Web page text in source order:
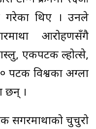
गरेका थिए । उनले
आरोहणसँगै
एकपटक ल्होत्से,
विश्वका अग्ला
छन् ।
सगरमाथाको चुचुरो